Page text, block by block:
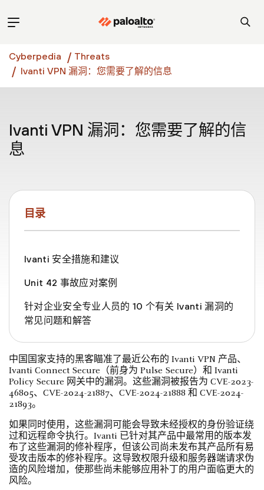
Cyberpedia
Threats
Ivanti VPN 漏洞：您需要了解的信息
Ivanti VPN 漏洞：您需要了解的信
息
目录
Ivanti 安全措施和建议
Unit 42 事故应对案例
针对企业安全专业人员的 10 个有关 Ivanti 漏洞的
常见问题和解答
中国国家支持的黑客瞄准了最近公布的 Ivanti VPN 产品、
Ivanti Connect Secure（前身为 Pulse Secure）和 Ivanti
Policy Secure 网关中的漏洞。这些漏洞被报告为 CVE-2023-
46805、CVE-2024-21887、CVE-2024-21888 和 CVE-2024-
21893。
如果同时使用，这些漏洞可能会导致未经授权的身份验证绕
过和远程命令执行。Ivanti 已针对其产品中最常用的版本发
布了这些漏洞的修补程序，但该公司尚未发布其产品所有易
受攻击版本的修补程序。这导致权限升级和服务器端请求伪
造的风险增加，使那些尚未能够应用补丁的用户面临更大的
风险。